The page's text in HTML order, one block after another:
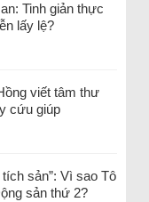
Tinh giản thực
lấy lệ?
viết tâm thư
cứu giúp
sản”: Vì sao Tô
sản thứ 2?